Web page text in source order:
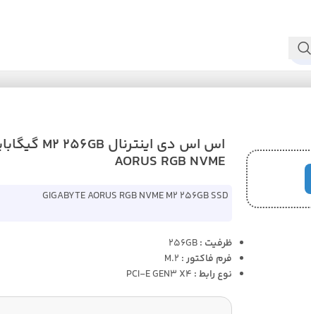
AORUS RGB NVME
GIGABYTE AORUS RGB NVME M2 256GB SSD
ظرفیت :
فرم فاکتور :
نوع رابط :